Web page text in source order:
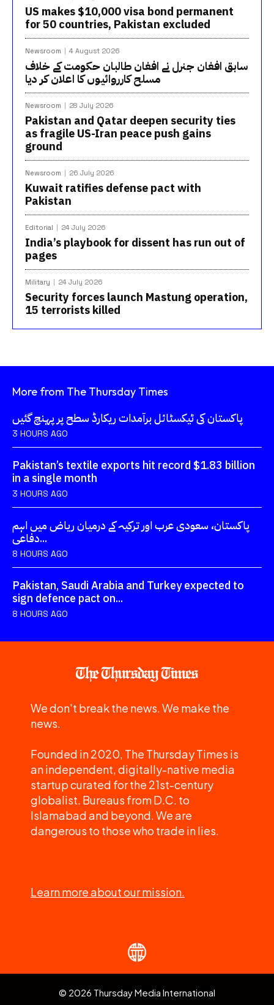
US makes $10,000 visa bond permanent
for 50 countries, Pakistan excluded
Newsroom 4 August 2026
سابق افغان جنرل نے افغان طالبان حکومت کے خلاف
مسلح کارروائیوں کا اعلان کر دیا
Newsroom 28 July 2026
Pakistan and Qatar deepen security ties
as fragile US-Iran peace push gains
ground
Newsroom 26 July 2026
Kuwait ratifies defense pact with
Pakistan
Editorial 24 July 2026
India’s playbook for dissent has run out of
pages
Military 24 July 2026
Security forces launch Mastung operation,
15 terrorists killed
More from The Thursday Times
پاکستان کی ٹیکسٹائل برآمدات ریکارڈ سطح پر پہنچ گئیں
3 HOURS AGO
Pakistan’s textile exports hit record $1.83 billion
in a single month
3 HOURS AGO
پاکستان، سعودی عرب اور ترکیہ کے درمیان ریاض میں اہم
دفاعی...
8 HOURS AGO
Pakistan, Saudi Arabia and Turkey expected to
sign defence pact on...
8 HOURS AGO
We don't break the news. We make the
news.
Founded in 2020, The Thursday Times is
an independent, digitally-native media
startup curated for the 21st-century
globalist. Bureaus from D.C. to
Islamabad and beyond. We are
dangerous to those who trade in lies.
Learn more about our mission.
© 2026 Thursday Media International